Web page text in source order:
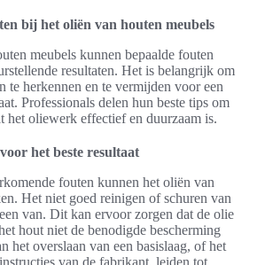
bij het oliën van houten meubels
meubels kunnen bepaalde fouten
resultaten. Het is belangrijk om
te herkennen en te vermijden voor een
Professionals delen hun beste tips om
het oliewerk effectief en duurzaam is.
het beste resultaat
fouten kunnen het oliën van
Het niet goed reinigen of schuren van
van. Dit kan ervoor zorgen dat de olie
hout niet de benodigde bescherming
het overslaan van een basislaag, of het